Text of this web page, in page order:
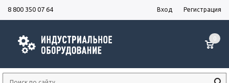
8 800 350 07 64 Вход Регистрация
0